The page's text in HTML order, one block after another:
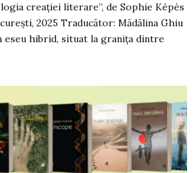
creației literare”, de Sophie Képès
2025 Traducător: Mădălina Ghiu
eseu hibrid, situat la granița dintre